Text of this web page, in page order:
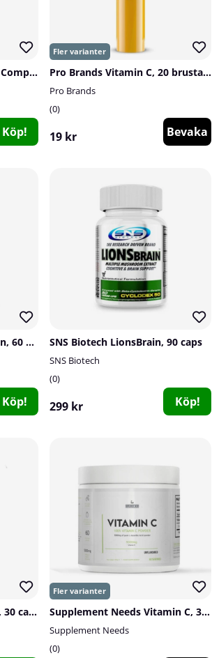
Vitaprana Longevit NAD+ Complex, 30 caps
Köp!
Pro Brands Vitamin C, 20 brustabletter
Pro Brands
0
19 kr Bevaka
Pureness Trippel C-vitamin, 60 caps
Köp!
SNS Biotech LionsBrain, 90 caps
SNS Biotech
0
299 kr Köp!
Trained By JP Pycnogenol, 30 caps Supplement Needs Vitamin C, 300 g
Supplement Needs
0